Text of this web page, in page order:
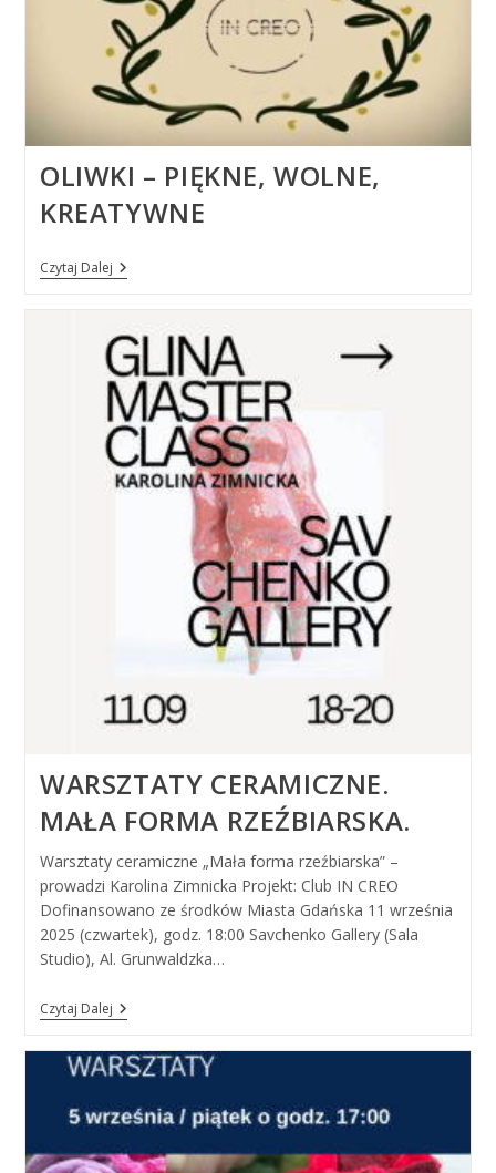
OLIWKI – PIĘKNE, WOLNE,
KREATYWNE
Czytaj DalejOLIWKI
–
Kreatywne
WARSZTATY CERAMICZNE.
MAŁA FORMA RZEŹBIARSKA.
Warsztaty ceramiczne „Mała forma rzeźbiarska” –
prowadzi Karolina Zimnicka Projekt: Club IN CREO
Dofinansowano ze środków Miasta Gdańska 11 września
2025 (czwartek), godz. 18:00 Savchenko Gallery (Sala
Studio), Al. Grunwaldzka…
Czytaj DalejWarsztaty
Ceramiczne.
Forma
Rzeźbiarska.